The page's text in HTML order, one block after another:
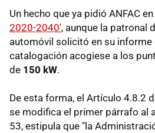
Un hecho que ya pidió ANFAC
2020-2040', aunque la patronal
automóvil solicitó en su informe
catalogación acogiese a los
de 150 kW.
De esta forma, el Artículo 4.8.2
se modifica el primer párrafo al
53, estipula que "la